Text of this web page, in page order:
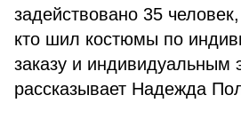
задействовано 35
кто шил костюмы по
заказу и индивидуальным
рассказывает Надежда